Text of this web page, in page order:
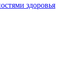
здоровья